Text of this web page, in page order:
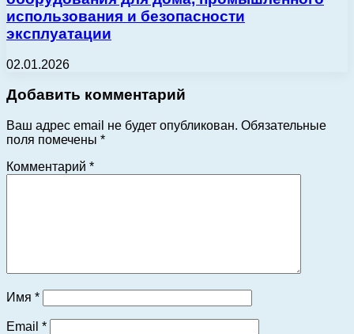
использования и безопасности
эксплуатации
02.01.2026
Добавить комментарий
Ваш адрес email не будет опубликован. Обязательные
поля помечены *
Комментарий *
Имя *
Email *